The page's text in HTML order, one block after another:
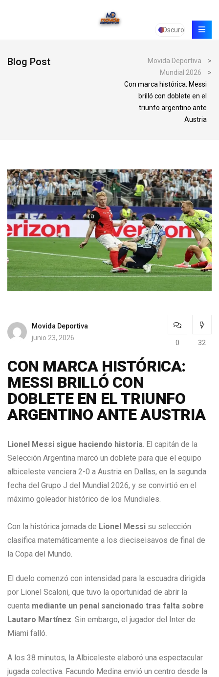
Oscuro
Blog Post Movida Deportiva
>
Mundial 2026
>
Con marca histórica: Messi
brilló con doblete en el
triunfo argentino ante
Austria
Movida Deportiva
junio 23, 2026
0 32
CON MARCA HISTÓRICA:
MESSI BRILLÓ CON
DOBLETE EN EL TRIUNFO
ARGENTINO ANTE AUSTRIA
Lionel Messi sigue haciendo historia. El capitán de la
Selección Argentina marcó un doblete para que el equipo
albiceleste venciera 2-0 a Austria en Dallas, en la segunda
fecha del Grupo J del Mundial 2026, y se convirtió en el
máximo goleador histórico de los Mundiales.
Con la histórica jornada de Lionel Messi su selección
clasifica matemáticamente a los dieciseisavos de final de
la Copa del Mundo.
El duelo comenzó con intensidad para la escuadra dirigida
por Lionel Scaloni, que tuvo la oportunidad de abrir la
cuenta mediante un penal sancionado tras falta sobre
Lautaro Martínez. Sin embargo, el jugador del Inter de
Miami falló.
A los 38 minutos, la Albiceleste elaboró una espectacular
jugada colectiva. Facundo Medina envió un centro desde la